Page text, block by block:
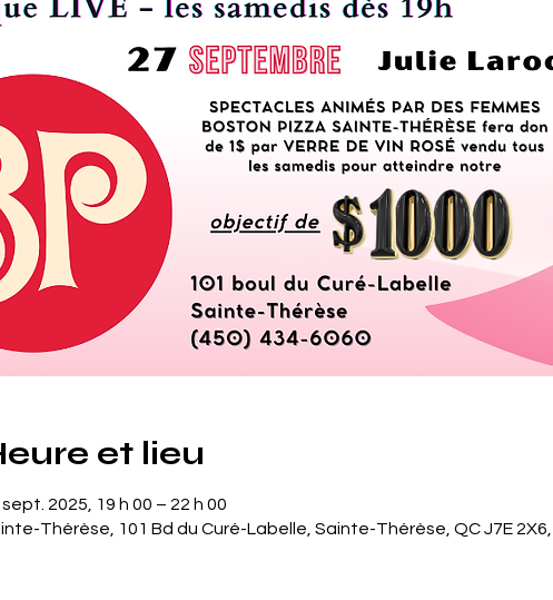
et lieu
sept. 2025, 19 h 00 – 22 h 00
Thérèse, 101 Bd du Curé-Labelle, Sainte-Thérèse, QC J7E